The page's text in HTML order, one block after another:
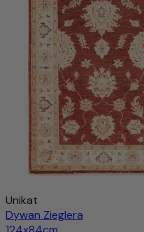
Unikat
Dywan Zieglera